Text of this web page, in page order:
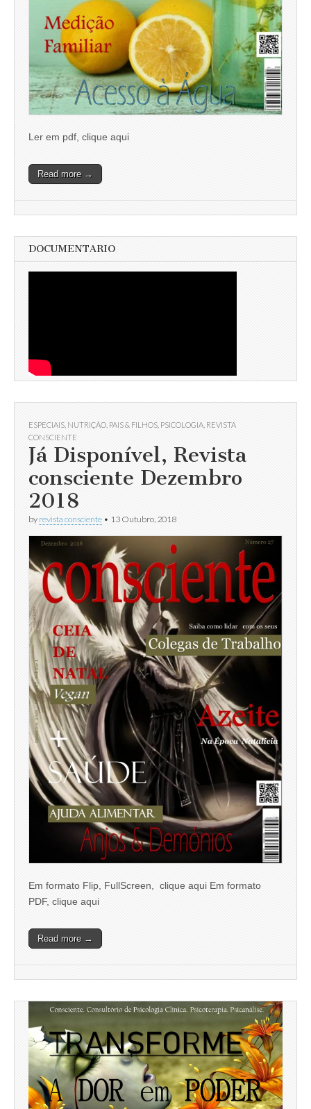
Ler em pdf, clique aqui
Read more →
DOCUMENTARIO
ESPECIAIS NUTRIÇÃO PAIS & FILHOS PSICOLOGIA REVISTA
CONSCIENTE
Já Disponível, Revista
consciente Dezembro
2018
by revista consciente • 13 Outubro, 2018
Em formato Flip, FullScreen, clique aqui Em formato
PDF, clique aqui
Read more →